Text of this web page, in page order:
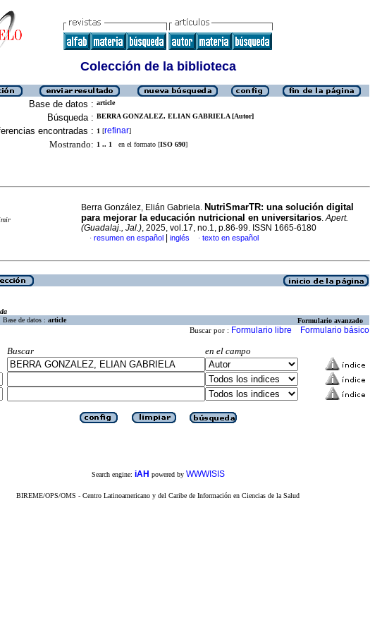
Colección de la biblioteca
Base de datos : article
Búsqueda : BERRA GONZALEZ, ELIAN GABRIELA [Autor]
encontradas : 1 [refinar]
Mostrando: 1 .. 1 en el formato [ISO 690]
Berra González, Elián Gabriela. NutriSmarTR: una solución digital
para mejorar la educación nutricional en universitarios.Apert.
(Guadalaj., Jal.), 2025, vol.17, no.1, p.86-99. ISSN 1665-6180
· resumen en español inglés · texto en español
Base de datos : article Formulario avanzado
Buscar por : Formulario libre Formulario básico
Buscar
en el campo
Search engine: iAH powered by WWWISIS
BIREME/OPS/OMS - Centro Latinoamericano y del Caribe de Información en Ciencias de la Salud